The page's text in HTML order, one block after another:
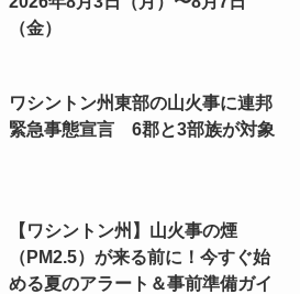
（金）
ワシントン州東部の山火事に連邦
緊急事態宣言 6郡と3部族が対象
【ワシントン州】山火事の煙
（PM2.5）が来る前に！今すぐ始
める夏のアラート＆事前準備ガイ